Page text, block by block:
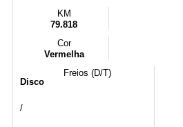
KM
79.818
Cor
Vermelha
Freios (D/T)
Disco
/